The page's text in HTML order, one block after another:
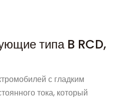
типа B RCD,
с гладким
тока, который